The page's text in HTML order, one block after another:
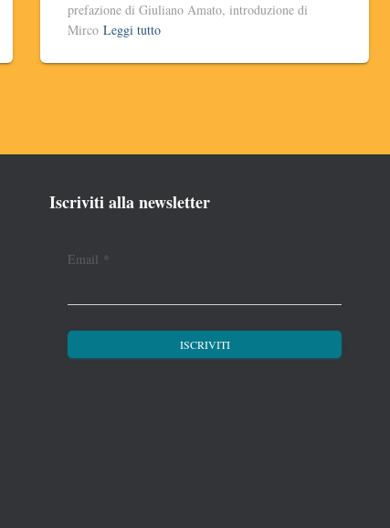
prefazione di Giuliano Amato, introduzione di
Mirco Leggi tutto
Iscriviti alla newsletter
Email *